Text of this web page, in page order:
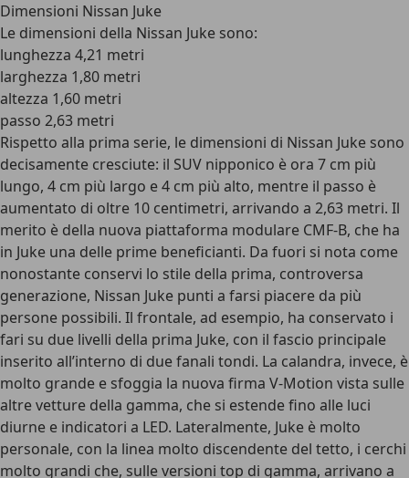
Dimensioni Nissan Juke
Le dimensioni della Nissan Juke sono:
lunghezza 4,21 metri
larghezza 1,80 metri
altezza 1,60 metri
passo 2,63 metri
Rispetto alla prima serie, le dimensioni di Nissan Juke sono
decisamente cresciute: il SUV nipponico è ora 7 cm più
lungo, 4 cm più largo e 4 cm più alto, mentre il passo è
aumentato di oltre 10 centimetri, arrivando a 2,63 metri. Il
merito è della nuova piattaforma modulare CMF-B, che ha
in Juke una delle prime beneficianti. Da fuori si nota come
nonostante conservi lo stile della prima, controversa
generazione, Nissan Juke punti a farsi piacere da più
persone possibili. Il frontale, ad esempio, ha conservato i
fari su due livelli della prima Juke, con il fascio principale
inserito all’interno di due fanali tondi. La calandra, invece, è
molto grande e sfoggia la nuova firma V-Motion vista sulle
altre vetture della gamma, che si estende fino alle luci
diurne e indicatori a LED. Lateralmente, Juke è molto
personale, con la linea molto discendente del tetto, i cerchi
molto grandi che, sulle versioni top di gamma, arrivano a